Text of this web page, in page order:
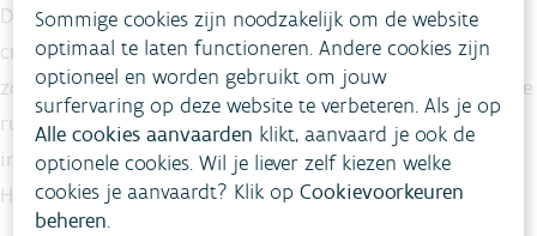
Door de aanwezigheid van een schijngetij van zo’n 40-50
cm creëren de ingrepen ook natte natuur, meer bepaald
zoetwatergetijdennatuur, natte graslanden en voedselrijke
ruigten. Hierdoor draagt het project bij aan de
instandhoudingsdoelstellingen van de Europese
Habitatrichtlijn.
Sommige cookies zijn noodzakelijk om de website
optimaal te laten functioneren. Andere cookies zijn
optioneel en worden gebruikt om jouw
surfervaring op deze website te verbeteren. Als je op
Alle cookies aanvaarden klikt, aanvaard je ook de
optionele cookies. Wil je liever zelf kiezen welke
cookies je aanvaardt? Klik opCookievoorkeuren
beheren.